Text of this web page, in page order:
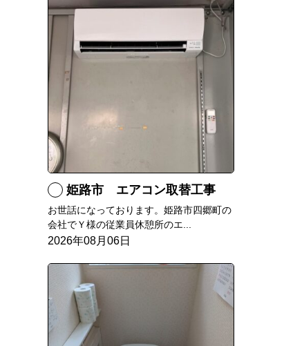
姫路市 エアコン取替工事
お世話になっております。姫路市四郷町の
会社でＹ様の従業員休憩所のエ...
2026年08月06日